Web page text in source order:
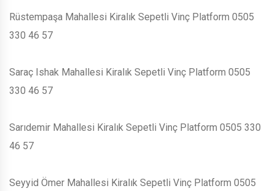
Rüstempaşa Mahallesi Kiralık Sepetli Vinç Platform 0505
330 46 57
Saraç Ishak Mahallesi Kiralık Sepetli Vinç Platform 0505
330 46 57
Sarıdemir Mahallesi Kiralık Sepetli Vinç Platform 0505 330
46 57
Seyyid Ömer Mahallesi Kiralık Sepetli Vinç Platform 0505